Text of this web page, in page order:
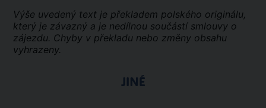
Výše uvedený text je překladem polského originálu,
který je závazný a je nedílnou součástí smlouvy o
zájezdu. Chyby v překladu nebo změny obsahu
vyhrazeny.
JINÉ